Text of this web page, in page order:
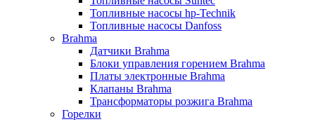
Топливные насосы hp-Technik
Топливные насосы Danfoss
Brahma
Датчики Brahma
Блоки управления горением Brahma
Платы электронные Brahma
Клапаны Brahma
Трансформаторы розжига Brahma
Горелки